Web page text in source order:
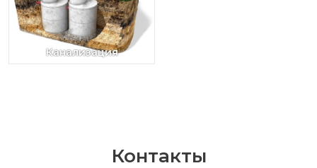
Канализация
Контакты